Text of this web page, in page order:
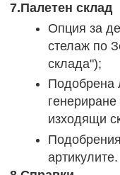
7.Палетен склад
Опция за
стелаж по
склада");
Подобрена
изходящи
артикулите.